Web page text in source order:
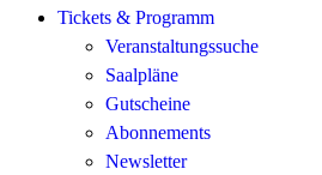
Tickets & Programm
Veranstaltungssuche
Saalpläne
Gutscheine
Abonnements
Newsletter